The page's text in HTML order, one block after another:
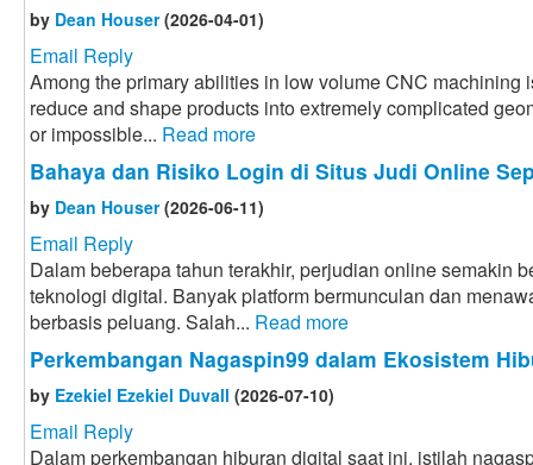
by Dean Houser(2026-04-01)
Email Reply
Among the primary abilities in low volume CNC
reduce and shape products into extremely complicated
or impossible... Read more
Bahaya dan Risiko Login di Situs Judi Online
by Dean Houser(2026-06-11)
Email Reply
Dalam beberapa tahun terakhir, perjudian online semakin
teknologi digital. Banyak platform bermunculan dan
berbasis peluang. Salah... Read more
Perkembangan Nagaspin99 dalam Ekosistem
by Ezekiel Ezekiel Duvall (2026-07-10)
Email Reply
Dalam perkembangan hiburan digital saat ini, istilah